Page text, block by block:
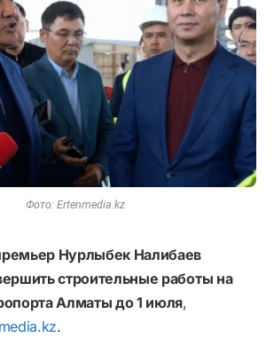
Фото: Ertenmedia.kz
Нурлыбек Налибаев
строительные работы на
Алматы до 1 июля,
.